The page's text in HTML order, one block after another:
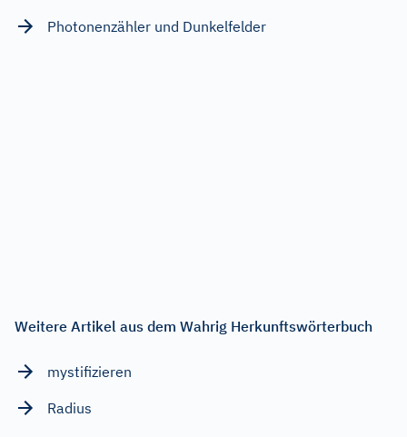
Photonenzähler und Dunkelfelder
Weitere Artikel aus dem Wahrig Herkunftswörterbuch
mystifizieren
Radius